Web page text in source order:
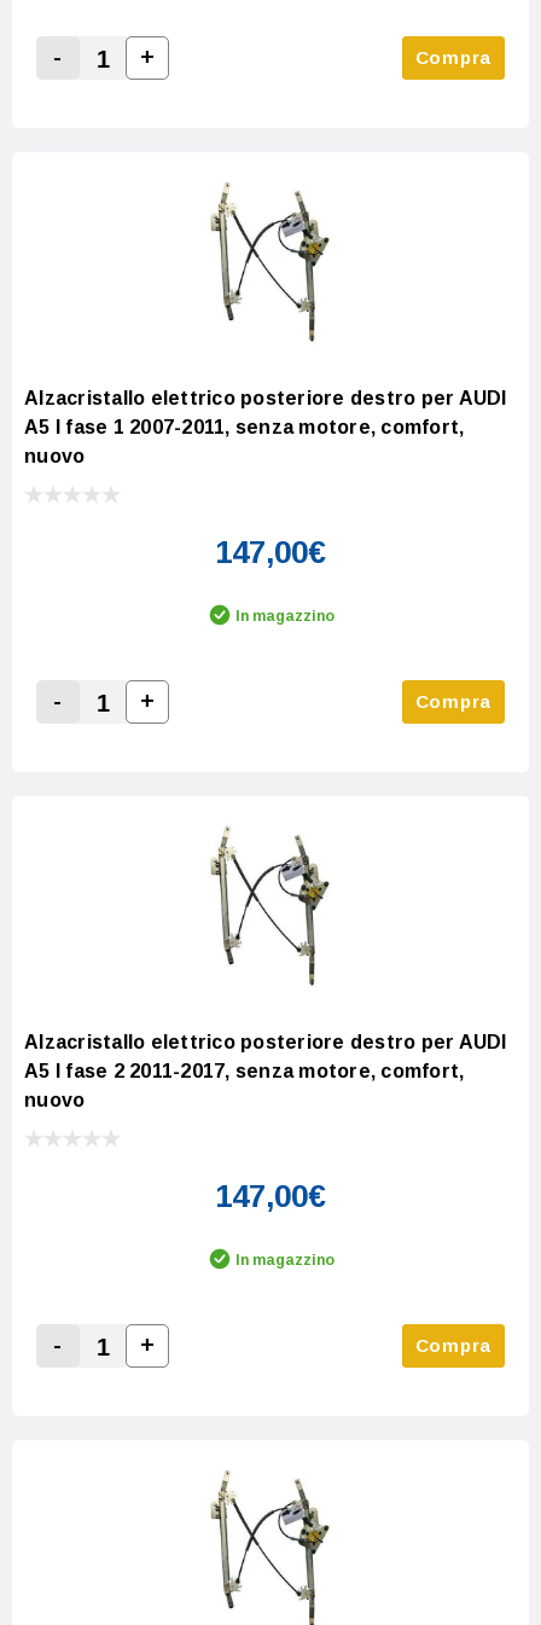
Decrease Quantity:
-
Increase Quantity:
+ Compra
Alzacristallo elettrico posteriore destro per AUDI
A5 I fase 1 2007-2011, senza motore, comfort,
nuovo
147,00€
In magazzino
Decrease Quantity:
-
Increase Quantity:
+ Compra
Alzacristallo elettrico posteriore destro per AUDI
A5 I fase 2 2011-2017, senza motore, comfort,
nuovo
147,00€
In magazzino
Decrease Quantity:
-
Increase Quantity:
+ Compra